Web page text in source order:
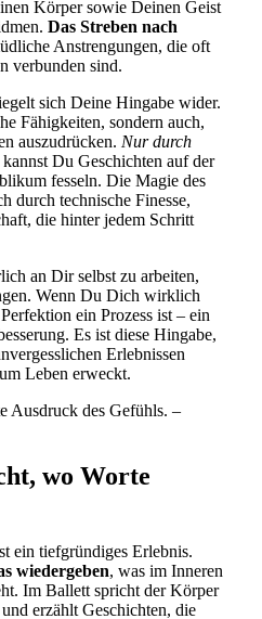
Körper sowie Deinen Geist
Das Streben nach
Anstrengungen, die oft
verbunden sind.
sich Deine Hingabe wider.
Fähigkeiten, sondern auch,
auszudrücken. Nur durch
kannst Du Geschichten auf der
fesseln. Die Magie des
durch technische Finesse,
die hinter jedem Schritt
an Dir selbst zu arbeiten,
Wenn Du Dich wirklich
ein Prozess ist – ein
Es ist diese Hingabe,
Erlebnissen
Leben erweckt.
Ausdruck des Gefühls. –
wo Worte
ein tiefgründiges Erlebnis.
wiedergeben, was im Inneren
Im Ballett spricht der Körper
erzählt Geschichten, die